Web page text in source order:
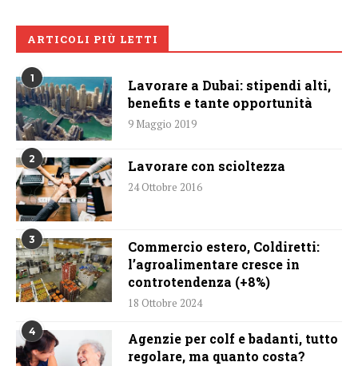
ARTICOLI PIÙ LETTI
1
Lavorare a Dubai: stipendi alti,
benefits e tante opportunità
9 Maggio 2019
2 Lavorare con scioltezza
24 Ottobre 2016
3
Commercio estero, Coldiretti:
l’agroalimentare cresce in
controtendenza (+8%)
18 Ottobre 2024
4
Agenzie per colf e badanti, tutto
regolare, ma quanto costa?